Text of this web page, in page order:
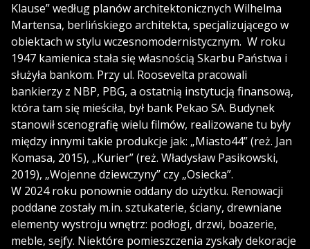
Klause” według planów architektonicznych Wilhelma
Martensa, berlińskiego architekta, specjalizującego w
obiektach w stylu wczesnomodernistycznym. W roku
1947 kamienica stała się własnością Skarbu Państwa i
służyła bankom. Przy ul. Roosevelta pracowali
bankierzy z NBP, PBG, a ostatnią instytucją finansową,
która tam się mieściła, był bank Pekao SA. Budynek
stanowił scenografię wielu filmów, realizowane tu były
między innymi takie produkcje jak: „Miasto44” (reż. Jan
Komasa, 2015), „Kurier” (reż. Władysław Pasikowski,
2019), „Wojenne dziewczyny” czy „Osiecka”.
W 2024 roku ponownie oddany do użytku. Renowacji
poddane zostały m.in. sztukaterie, ściany, drewniane
elementy wystroju wnętrz: podłogi, drzwi, boazerie,
meble, sejfy. Niektóre pomieszczenia zyskały dekoracje